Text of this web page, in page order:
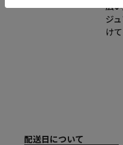
広
ジ
け
配送日について